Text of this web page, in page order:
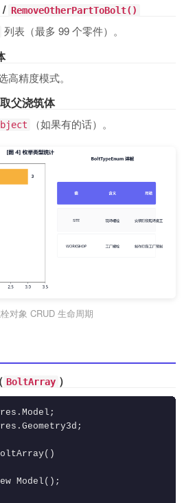
/ RemoveOtherPartToBolt()
列表（最多 99 个零件）。
精度模式。
父浇筑体
（如果有的话）。
对象 CRUD 生命周期
BoltArray ）
Model();